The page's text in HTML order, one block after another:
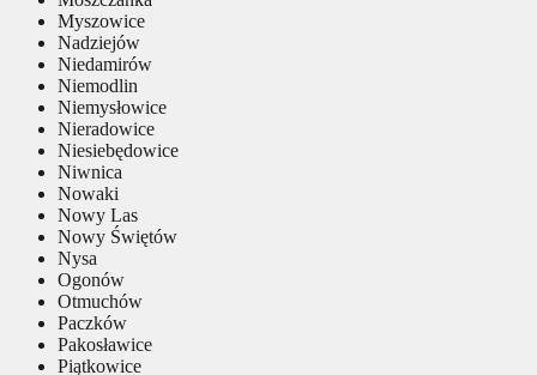
Myszowice
Nadziejów
Niedamirów
Niemodlin
Niemysłowice
Nieradowice
Niesiebędowice
Niwnica
Nowaki
Nowy Las
Nowy Świętów
Nysa
Ogonów
Otmuchów
Paczków
Pakosławice
Piątkowice